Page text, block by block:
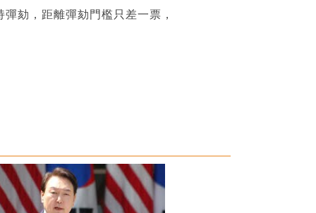
劾，距離彈劾門檻只差一票，